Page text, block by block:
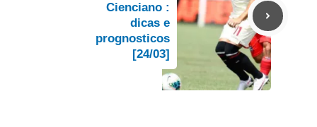
Cienciano :
dicas e
prognosticos
[24/03]